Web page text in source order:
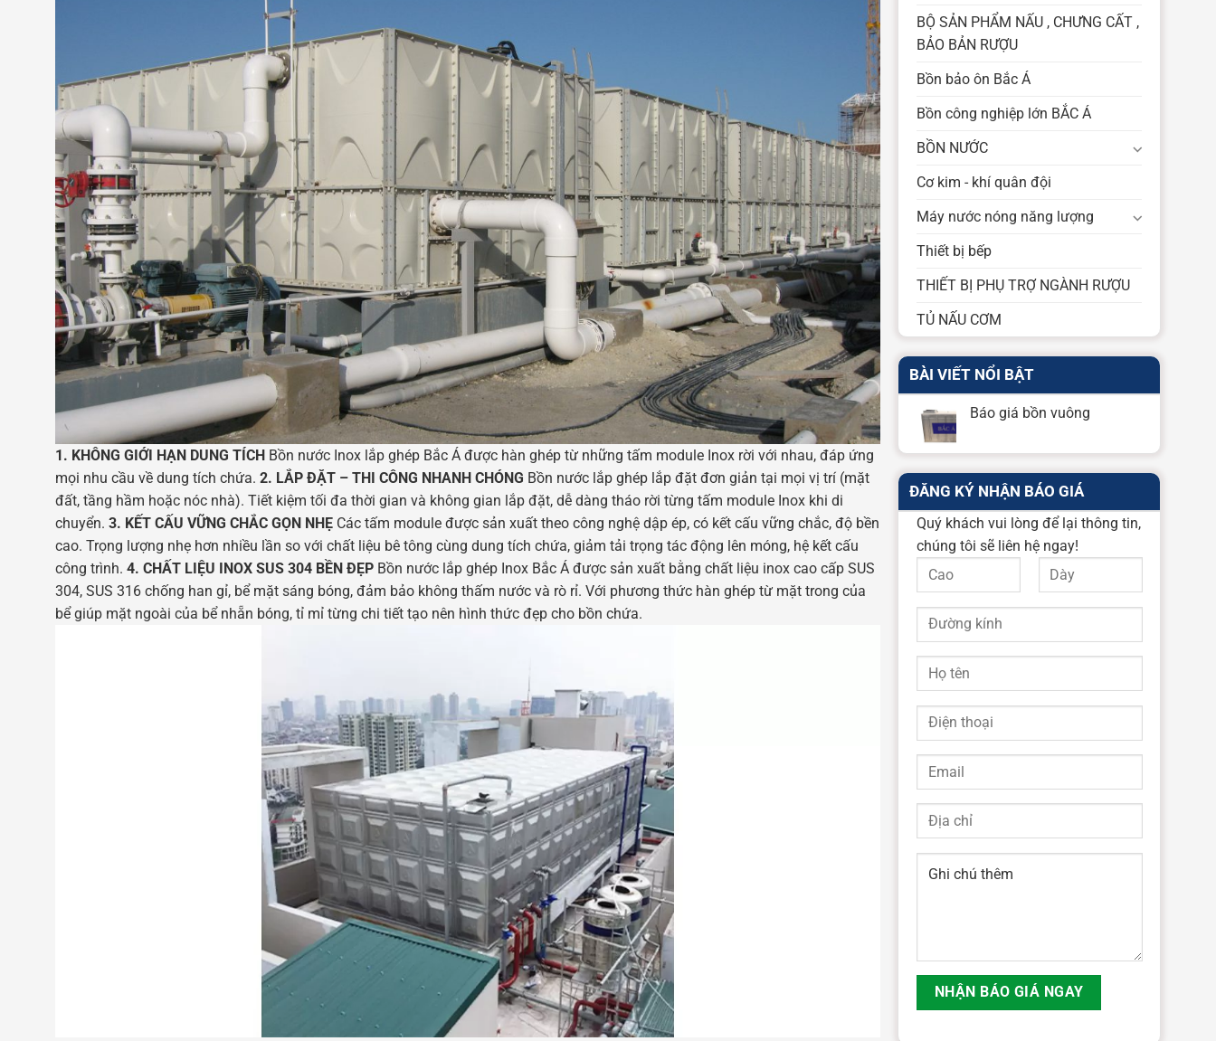
1. KHÔNG GIỚI HẠN DUNG TÍCHBồn nước Inox lắp ghép Bắc Á được hàn ghép từ những tấm module Inox rời với nhau, đáp ứng
mọi nhu cầu về dung tích chứa. 2. LẮP ĐẶT – THI CÔNG NHANH CHÓNG Bồn nước lắp ghép lắp đặt đơn giản tại mọi vị trí (mặt
đất, tầng hầm hoặc nóc nhà). Tiết kiệm tối đa thời gian và không gian lắp đặt, dễ dàng tháo rời từng tấm module Inox khi di
chuyển. 3. KẾT CẤU VỮNG CHẮC GỌN NHẸCác tấm module được sản xuất theo công nghệ dập ép, có kết cấu vững chắc, độ bền
cao. Trọng lượng nhẹ hơn nhiều lần so với chất liệu bê tông cùng dung tích chứa, giảm tải trọng tác động lên móng, hệ kết cấu
công trình. 4. CHẤT LIỆU INOX SUS 304 BỀN ĐẸPBồn nước lắp ghép Inox Bắc Á được sản xuất bằng chất liệu inox cao cấp SUS
304, SUS 316 chống han gỉ, bể mặt sáng bóng, đảm bảo không thấm nước và rò rỉ. Với phương thức hàn ghép từ mặt trong của
bể giúp mặt ngoài của bể nhẵn bóng, tỉ mỉ từng chi tiết tạo nên hình thức đẹp cho bồn chứa.
BỘ SẢN PHẨM NẤU , CHƯNG CẤT ,
BẢO BẢN RƯỢU
Bồn bảo ôn Bắc Á
Bồn công nghiệp lớn BẮC Á
BỒN NƯỚC
Cơ kim - khí quân đội
Máy nước nóng năng lượng
Thiết bị bếp
THIẾT BỊ PHỤ TRỢ NGÀNH RƯỢU
TỦ NẤU CƠM
BÀI VIẾT NỔI BẬT
Báo giá bồn vuông
ĐĂNG KÝ NHẬN BÁO GIÁ
Quý khách vui lòng để lại thông tin,
chúng tôi sẽ liên hệ ngay!